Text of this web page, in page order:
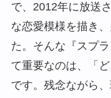
で、2012年に放送
な恋愛模様を描き
た。そんな『スプ
て重要なのは、「
です。残念ながら